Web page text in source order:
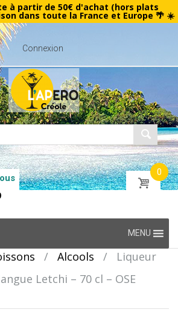
à partir de 50€ d'achat (hors plats
dans toute la France et Europe 🌴 ☀️
Connexion
0
MENU
/ Alcools /
Liqueur
Letchi – 70 cl – OSE